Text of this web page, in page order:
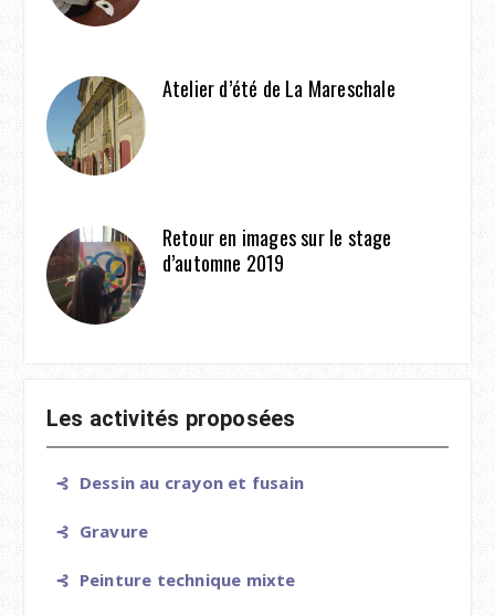
Atelier d’été de La Mareschale
Retour en images sur le stage
d’automne 2019
Les activités proposées
⊰ Dessin au crayon et fusain
⊰ Gravure
⊰ Peinture technique mixte